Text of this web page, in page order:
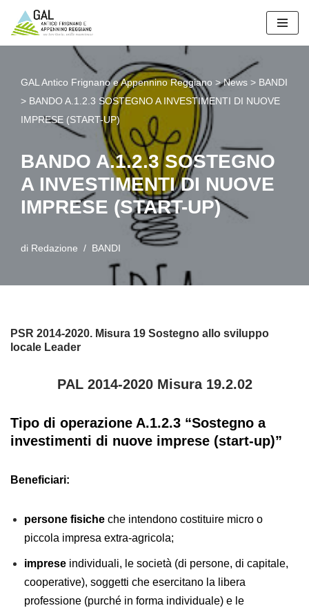
Vai
GAL Antico Frignano e Appennino Reggiano >News > BANDI
> BANDO A.1.2.3 SOSTEGNO A INVESTIMENTI DI NUOVE
IMPRESE (START-UP)
BANDO A.1.2.3 SOSTEGNO
A INVESTIMENTI DI NUOVE
IMPRESE (START-UP)
di Redazione BANDI
PSR 2014-2020. Misura 19 Sostegno allo sviluppo
locale Leader
PAL 2014-2020 Misura 19.2.02
Tipo di operazione A.1.2.3 “Sostegno a
investimenti di nuove imprese (start-up)”
Beneficiari:
persone fisiche che intendono costituire micro o
piccola impresa extra-agricola;
imprese individuali, le società (di persone, di capitale,
cooperative), soggetti che esercitano la libera
professione (purché in forma individuale) e le